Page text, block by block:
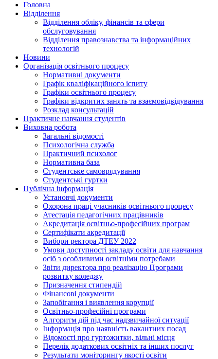
Головна
Відділення
Відділення обліку, фінансів та сфери
обслуговування
Відділення правознавства та інформаційних
технологій
Новини
Організація освітнього процесу
Нормативні документи
Графік кваліфікаційного іспиту
Графіки освітнього процесу
Графіки відкритих занять та взаємовідвідування
Розклад консультацій
Практичне навчання студентів
Виховна робота
Загальні відомості
Психологічна служба
Практичний психолог
Нормативна база
Студентське самоврядування
Студентські гуртки
Публічна інформація
Установчі документи
Охорона праці учасників освітнього процесу
Атестація педагогічних працівників
Акредитація освітньо-професійних програм
Сертифікати акредитації
Вибори ректора ДТЕУ 2022
Умови доступності закладу освіти для навчання
осіб з особливими освітніми потребами
Звіти директора про реалізацію Програми
розвитку коледжу
Призначення стипендій
Фінансові документи
Запобігання і виявлення корупції
Освітньо-професійні програми
Алгоритм дій під час надзвичайної ситуації
Інформація про наявність вакантних посад
Відомості про гуртожитки, вільні місця
Перелік додаткових освітніх та інших послуг
Результати моніторингу якості освіти